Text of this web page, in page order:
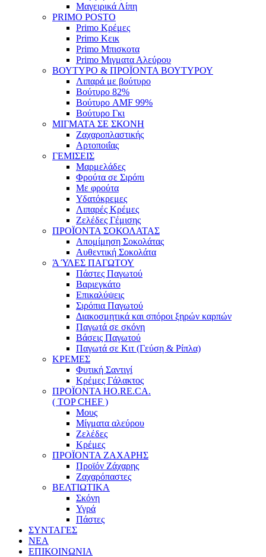
Μαγειρικά Λίπη
PRIMO POSTO
Primo Κρέμες
Primo Κεικ
Primo Μπισκοτα
Primo Μιγματα Αλεύρου
ΒΟΥΤΥΡΟ & ΠΡΟΪΟΝΤΑ ΒΟΥΤΥΡΟΥ
Λιπαρά με βούτυρο
Βούτυρο 82%
Βούτυρο AMF 99%
Βούτυρο Γκι
ΜΙΓΜΑΤΑ ΣΕ ΣΚΟΝΗ
Ζαχαροπλαστικής
Αρτοποιΐας
ΓΕΜΙΣΕΙΣ
Μαρμελάδες
Φρούτα σε Σιρόπι
Με φρούτα
Υδατόκρεμες
Λιπαρές Κρέμες
Ζελέδες Γέμισης
ΠΡΟΪΟΝΤΑ ΣΟΚΟΛΑΤΑΣ
Απομίμηση Σοκολάτας
Αυθεντική Σοκολάτα
Ά ΎΛΕΣ ΠΑΓΩΤΟΥ
Πάστες Παγωτού
Βαριεγκάτο
Επικαλύψεις
Σιρόπια Παγωτού
Διακοσμητικά και σπόροι ξηρών καρπών
Παγωτά σε σκόνη
Βάσεις Παγωτού
Παγωτά σε Κιτ (Γεύση & Ρίπλα)
ΚΡΕΜΕΣ
Φυτική Σαντιγί
Κρέμες Γάλακτος
ΠΡΟΪΟΝΤΑ HO.RE.CA.
( TOP CHEF )
Μους
Μίγματα αλεύρου
Ζελέδες
Κρέμες
ΠΡΟΪΟΝΤΑ ΖΑΧΑΡΗΣ
Προϊόν Ζάχαρης
Ζαχαρόπαστες
ΒΕΛΤΙΩΤΙΚΑ
Σκόνη
Υγρά
Πάστες
ΣΥΝΤΑΓΕΣ
ΝΕΑ
ΕΠΙΚΟΙΝΩΝΙΑ